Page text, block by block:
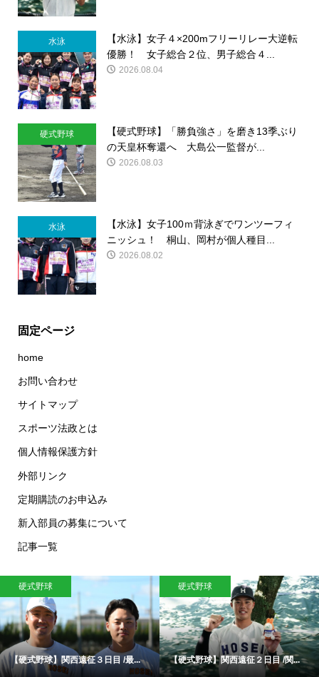
水泳
【水泳】女子４×200mフリーリレー大逆転
優勝！ 女子総合２位、男子総合４...
2026.08.04
硬式野球
【硬式野球】「勝負強さ」を磨き13季ぶり
の天皇杯奪還へ 大島公一監督が...
2026.08.03
水泳
【水泳】女子100ｍ背泳ぎでワンツーフィ
ニッシュ！ 桐山、岡村が個人種目...
2026.08.02
固定ページ
home
お問い合わせ
サイトマップ
スポーツ法政とは
個人情報保護方針
外部リンク
定期購読のお申込み
新入部員の募集について
記事一覧
硬式野球
【硬式野球】関西遠征３日目 /最...
硬式野球
【硬式野球】関西遠征２日目 /関...